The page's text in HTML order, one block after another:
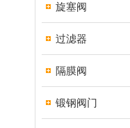
旋塞阀
过滤器
隔膜阀
锻钢阀门